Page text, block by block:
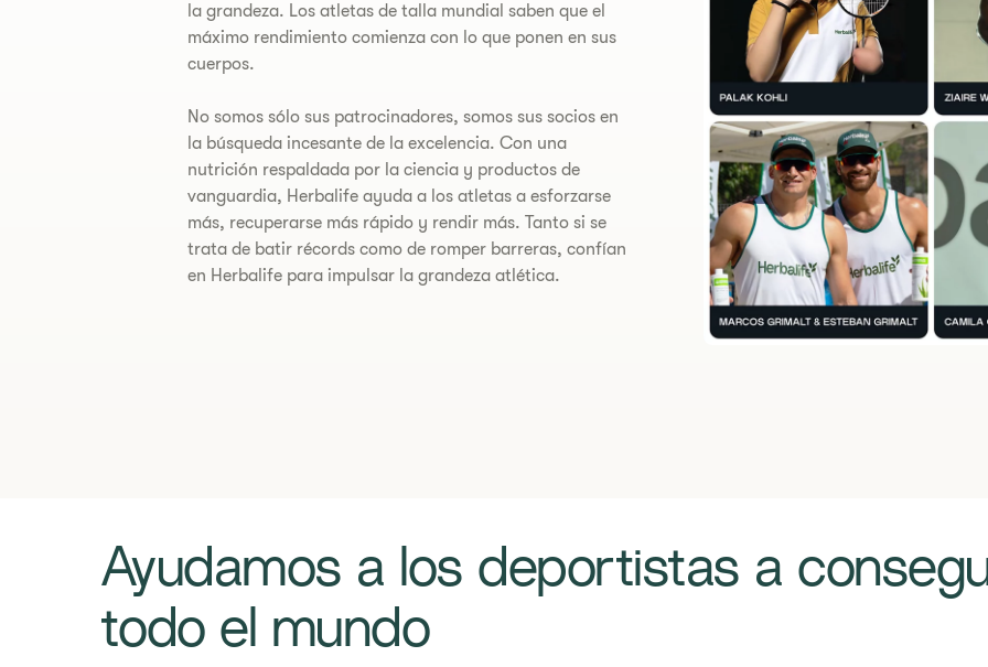
la grandeza. Los atletas de talla mundial saben que el
máximo rendimiento comienza con lo que ponen en sus
cuerpos.
No somos sólo sus patrocinadores, somos sus socios en
la búsqueda incesante de la excelencia. Con una
nutrición respaldada por la ciencia y productos de
vanguardia, Herbalife ayuda a los atletas a esforzarse
más, recuperarse más rápido y rendir más. Tanto si se
trata de batir récords como de romper barreras, confían
en Herbalife para impulsar la grandeza atlética.
​​​Ayudamos a los deportistas a
todo el mundo​